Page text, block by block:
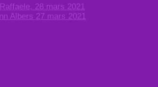
28 mars 2021
Albers 27 mars 2021